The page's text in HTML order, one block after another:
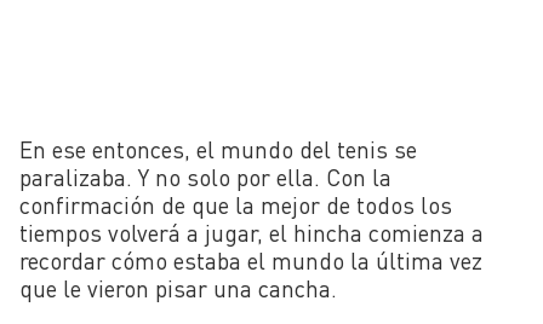
En ese entonces, el mundo del tenis se
paralizaba. Y no solo por ella. Con la
confirmación de que la mejor de todos los
tiempos volverá a jugar, el hincha comienza a
recordar cómo estaba el mundo la última vez
que le vieron pisar una cancha.